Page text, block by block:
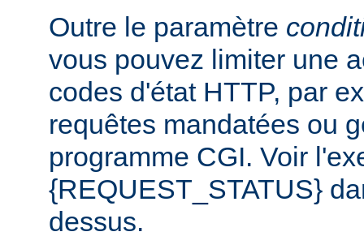
Outre le paramètre
vous pouvez limiter une
codes d'état HTTP, par
requêtes mandatées ou
programme CGI. Voir
{REQUEST_STATUS}
dessus.